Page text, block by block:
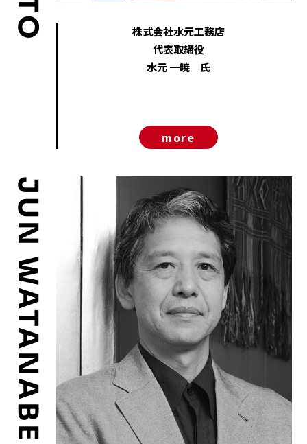
株式会社水元工務店
代表取締役
水元 一暁 氏
more
JUN WATANABE